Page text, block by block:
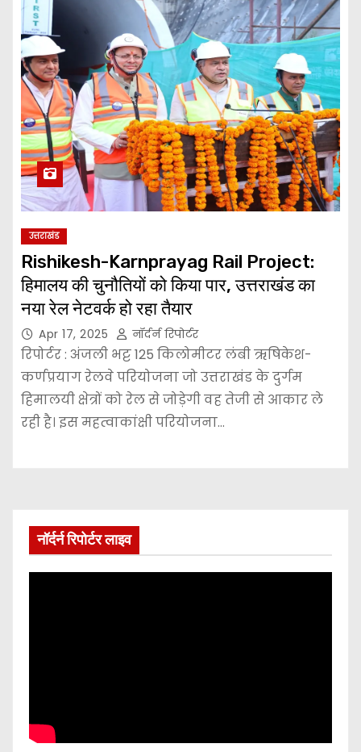
उत्तराखंड
Rishikesh-Karnprayag Rail Project:
हिमालय की चुनौतियों को किया पार, उत्तराखंड का
नया रेल नेटवर्क हो रहा तैयार
Apr 17, 2025 नॉर्दर्न रिपोर्टर
रिपोर्टर : अंजली भट्ट 125 किलोमीटर लंबी ऋषिकेश-
कर्णप्रयाग रेलवे परियोजना जो उत्तराखंड के दुर्गम
हिमालयी क्षेत्रों को रेल से जोड़ेगी वह तेजी से आकार ले
रही है। इस महत्वाकांक्षी परियोजना…
नॉर्दर्न रिपोर्टर लाइव